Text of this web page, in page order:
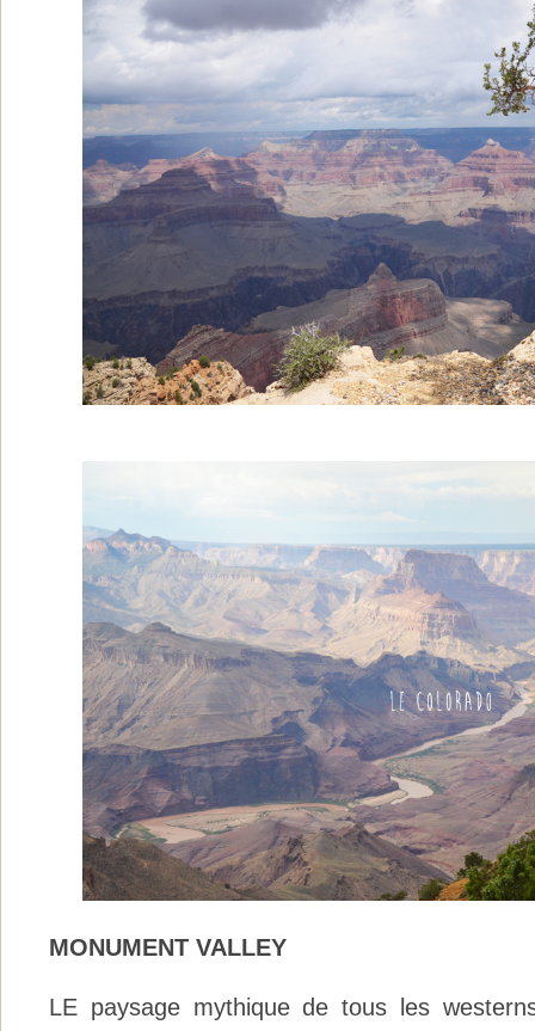
MONUMENT VALLEY
LE paysage mythique de tous les